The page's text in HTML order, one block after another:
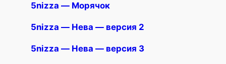
5nizza — Морячок
5nizza — Нева — версия 2
5nizza — Нева — версия 3